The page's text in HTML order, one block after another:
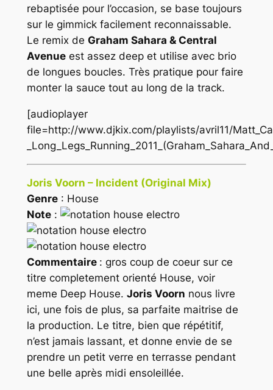
rebaptisée pour l’occasion, se base toujours
sur le gimmick facilement reconnaissable.
Le remix de Graham Sahara & Central
Avenueest assez deep et utilise avec brio
de longues boucles. Très pratique pour faire
monter la sauce tout au long de la track.
[audioplayer
file=http://www.djkix.com/playlists/avril11/
Joris Voorn – Incident (Original Mix)
Genre: House
Note:
Commentaire : gros coup de coeur sur ce
titre completement orienté House, voir
meme Deep House. Joris Voorn nous livre
ici, une fois de plus, sa parfaite maitrise de
la production. Le titre, bien que répétitif,
n’est jamais lassant, et donne envie de se
prendre un petit verre en terrasse pendant
une belle après midi ensoleillée.